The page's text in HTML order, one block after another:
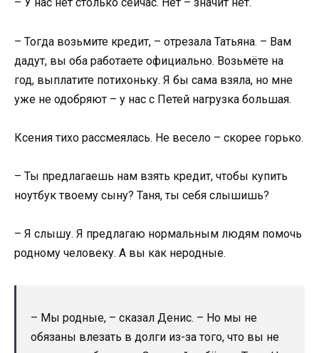
– У нас нет столько сейчас. Нет – значит нет.
– Тогда возьмите кредит, – отрезала Татьяна. – Вам
дадут, вы оба работаете официально. Возьмёте на
год, выплатите потихоньку. Я бы сама взяла, но мне
уже не одобряют – у нас с Петей нагрузка большая.
Ксения тихо рассмеялась. Не весело – скорее горько.
– Ты предлагаешь нам взять кредит, чтобы купить
ноутбук твоему сыну? Таня, ты себя слышишь?
– Я слышу. Я предлагаю нормальным людям помочь
родному человеку. А вы как неродные.
– Мы родные, – сказал Денис. – Но мы не
обязаны влезать в долги из-за того, что вы не